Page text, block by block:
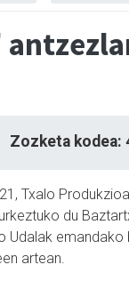
Zozketa kodea:
Txalo
du
Udalak emandako
artean.